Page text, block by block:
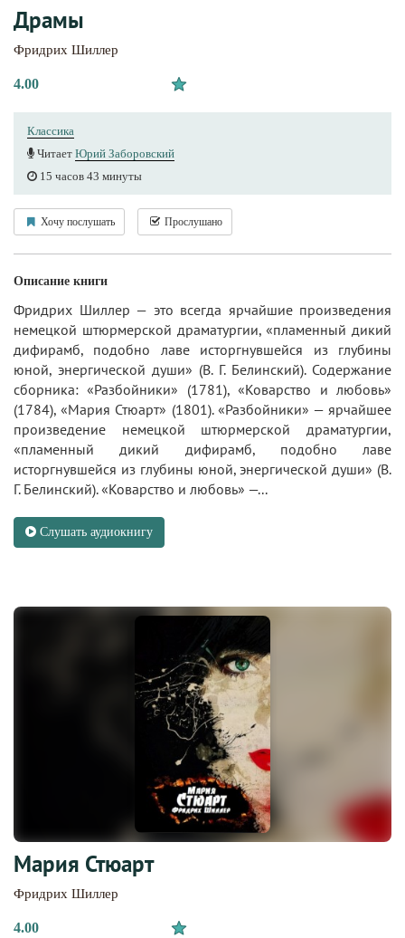
Драмы
Фридрих Шиллер
4.00
Классика
Читает Юрий Заборовский
15 часов 43 минуты
Хочу послушать Прослушано
Описание книги
Фридрих Шиллер — это всегда ярчайшие произведения
немецкой штюрмерской драматургии, «пламенный дикий
дифирамб, подобно лаве исторгнувшейся из глубины
юной, энергической души» (В. Г. Белинский). Содержание
сборника: «Разбойники» (1781), «Коварство и любовь»
(1784), «Мария Стюарт» (1801). «Разбойники» — ярчайшее
произведение немецкой штюрмерской драматургии,
«пламенный дикий дифирамб, подобно лаве
исторгнувшейся из глубины юной, энергической души» (В.
Г. Белинский). «Коварство и любовь» —...
Слушать аудиокнигу
Мария Стюарт
Фридрих Шиллер
4.00